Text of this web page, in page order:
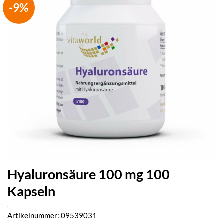
-9%
Hyaluronsäure 100 mg 100
Kapseln
Artikelnummer: 09539031